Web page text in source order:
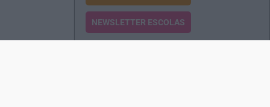
NEWSLETTER ESCOLAS